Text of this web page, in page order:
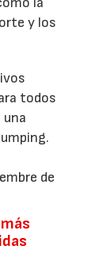
y los
todos
de